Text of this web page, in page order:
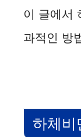
이 글에서
과적인 방
하체비